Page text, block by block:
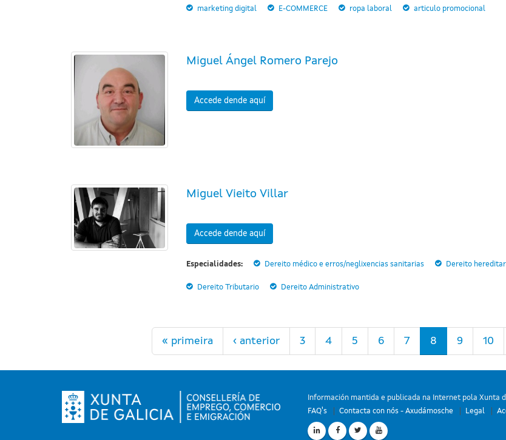
marketing digital E-COMMERCE ropa laboral articulo promocional
Miguel Ángel Romero Parejo
Accede dende aquí
Miguel Vieito Villar
Accede dende aquí
Especialidades: Dereito médico e erros/neglixencias sanitarias Dereito
Dereito Tributario Dereito Administrativo
« primeira ‹ anterior 3 4 5 6 7 8 9 10
Información mantida e publicada na Internet pola Xunta
FAQ's
Contacta con nós - Axudámosche Legal